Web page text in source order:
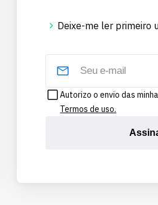
Deixe-me ler primeiro
Autorizo o envio das
Termos de uso.